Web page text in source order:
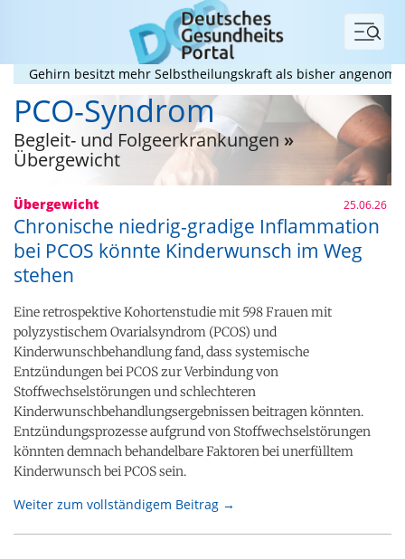
Menü
besitzt mehr Selbstheilungskraft als bisher angenommen
PCO-Syndrom
Begleit- und Folgeerkrankungen»
Übergewicht
Übergewicht 25.06.26
Chronische niedrig-gradige Inflammation
bei PCOS könnte Kinderwunsch im Weg
stehen
Eine retrospektive Kohortenstudie mit 598 Frauen mit
polyzystischem Ovarialsyndrom (PCOS) und
Kinderwunschbehandlung fand, dass systemische
Entzündungen bei PCOS zur Verbindung von
Stoffwechselstörungen und schlechteren
Kinderwunschbehandlungsergebnissen beitragen könnten.
Entzündungsprozesse aufgrund von Stoffwechselstörungen
könnten demnach behandelbare Faktoren bei unerfülltem
Kinderwunsch bei PCOS sein.
Weiter zum vollständigem Beitrag →